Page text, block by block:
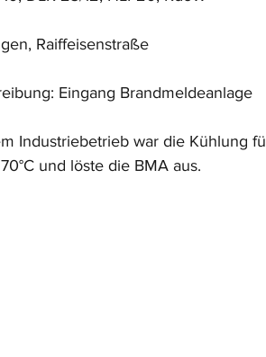
Raiffeisenstraße
Eingang Brandmeldeanlage
Industriebetrieb war die Kühlung
und löste die BMA aus.